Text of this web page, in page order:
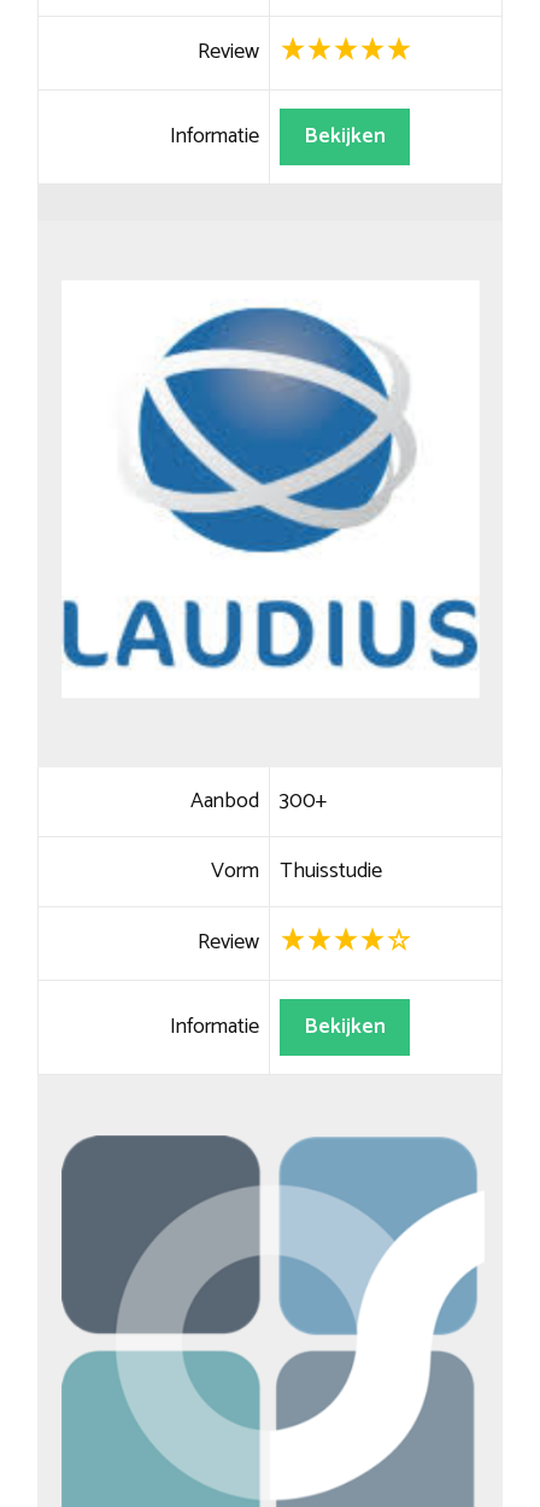
Review
Informatie Bekijken
Aanbod 300+
Vorm Thuisstudie
Review
Informatie Bekijken